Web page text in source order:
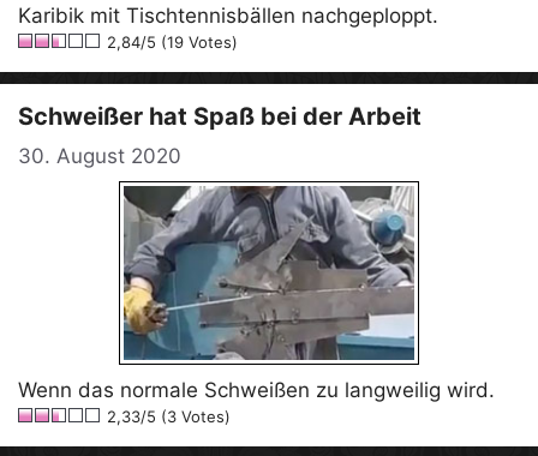
Karibik mit Tischtennisbällen nachgeploppt.
2,84/5 (19 Votes)
Schweißer hat Spaß bei der Arbeit
30. August 2020
Wenn das normale Schweißen zu langweilig wird.
2,33/5 (3 Votes)